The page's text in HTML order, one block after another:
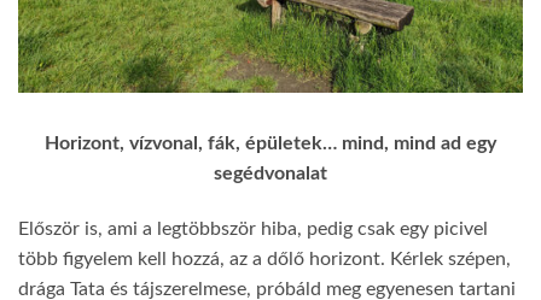
Horizont, vízvonal, fák, épületek… mind, mind ad egy
segédvonalat
Először is, ami a legtöbbször hiba, pedig csak egy picivel
több figyelem kell hozzá, az a dőlő horizont. Kérlek szépen,
drága Tata és tájszerelmese, próbáld meg egyenesen tartani